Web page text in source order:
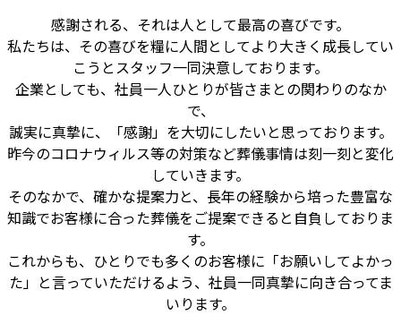
感謝される、それは人として最高の喜びです。
私たちは、その喜びを糧に人間としてより大きく成長してい
こうとスタッフ一同決意しております。
企業としても、社員一人ひとりが皆さまとの関わりのなか
で、
誠実に真摯に、「感謝」を大切にしたいと思っております。
昨今のコロナウィルス等の対策など葬儀事情は刻一刻と変化
していきます。
そのなかで、確かな提案力と、長年の経験から培った豊富な
知識でお客様に合った葬儀をご提案できると自負しておりま
す。
これからも、ひとりでも多くのお客様に「お願いしてよかっ
た」と言っていただけるよう、社員一同真摯に向き合ってま
いります。